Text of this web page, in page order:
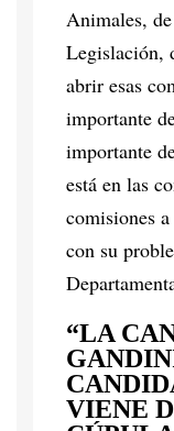
Animales,
Legislación,
abrir esas
importante
importante
está en las
comisiones
con su
“LA
VIENE